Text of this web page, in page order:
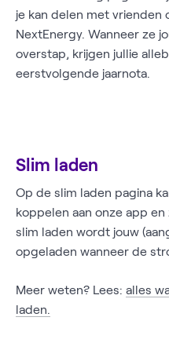
je kan delen met vrienden
NextEnergy. Wanneer ze
overstap, krijgen jullie
eerstvolgende jaarnota.
Slim laden
Op de slim laden pagina
koppelen aan onze app en
slim laden wordt jouw
opgeladen wanneer de
Meer weten? Lees: alles
laden.